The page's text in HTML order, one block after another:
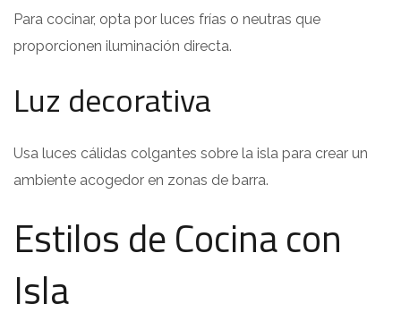
Para cocinar, opta por luces frías o neutras que
proporcionen iluminación directa.
Luz decorativa
Usa luces cálidas colgantes sobre la isla para crear un
ambiente acogedor en zonas de barra.
Estilos de Cocina con
Isla